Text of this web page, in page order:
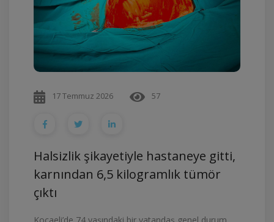
17 Temmuz 2026 57
Halsizlik şikayetiyle hastaneye gitti,
karnından 6,5 kilogramlık tümör
çıktı
Kocaeli’de 74 yaşındaki bir vatandaş genel durum